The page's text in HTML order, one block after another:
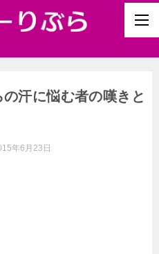
汗に悩む者の嘆きと
年6月23日